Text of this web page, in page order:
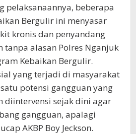
pelaksanaannya, beberapa
Bergulir ini menyasar
kronis dan penyandang
tanpa alasan Polres Nganjuk
Kebaikan Bergulir.
yang terjadi di masyarakat
potensi gangguan yang
diintervensi sejak dini agar
gangguan, apalagi
AKBP Boy Jeckson.